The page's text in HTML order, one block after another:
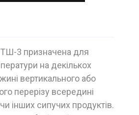
3 призначена для
на декількох
вертикального або
перерізу всередині
інших сипучих продуктів.